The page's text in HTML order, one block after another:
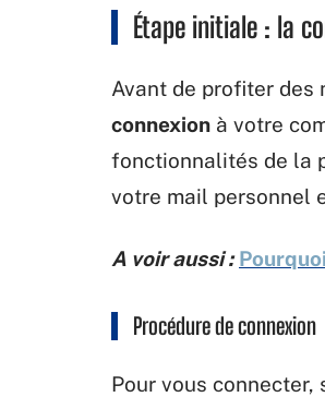
Étape initiale : la
Avant de profiter des
connexion à votre
fonctionnalités de la
votre mail personnel
A voir aussi :
Procédure de connexion
Pour vous connecter,